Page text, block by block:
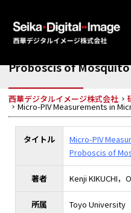
西華デジタルイメージ株式会社
Micro-PIV Measurements in
Proboscis of Mosquito
タイトル
Micro-PIV
Proboscis of
著者 Kenji KIKUCHI，
所属 Toyo University